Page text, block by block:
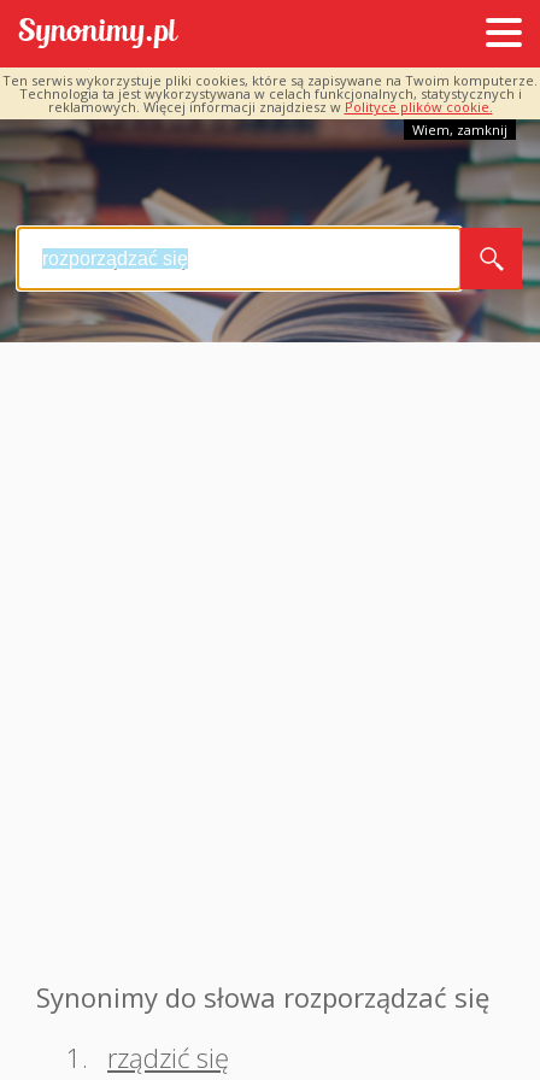
Ten serwis wykorzystuje pliki cookies, które są zapisywane na Twoim komputerze.
Technologia ta jest wykorzystywana w celach funkcjonalnych, statystycznych i
reklamowych. Więcej informacji znajdziesz w Polityce plików cookie.
Wiem, zamknij
Synonimy do słowa rozporządzać się
1.
rządzić się